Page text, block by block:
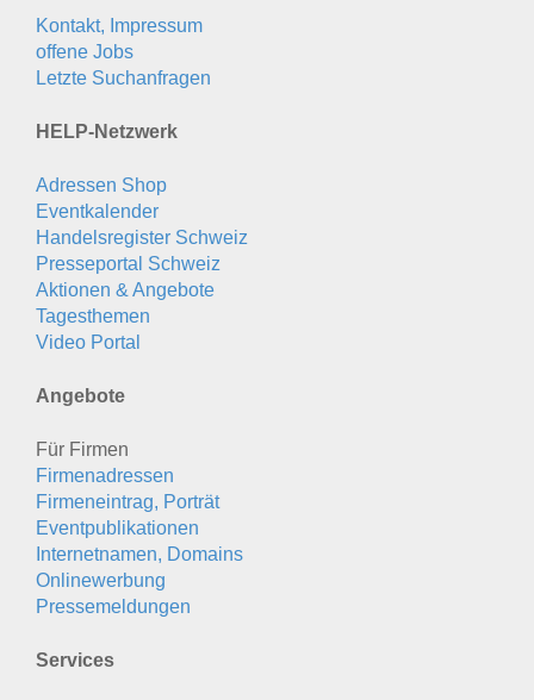
Kontakt, Impressum
offene Jobs
Letzte Suchanfragen
HELP-Netzwerk
Adressen Shop
Eventkalender
Handelsregister Schweiz
Presseportal Schweiz
Aktionen & Angebote
Tagesthemen
Video Portal
Angebote
Für Firmen
Firmenadressen
Firmeneintrag, Porträt
Eventpublikationen
Internetnamen, Domains
Onlinewerbung
Pressemeldungen
Services